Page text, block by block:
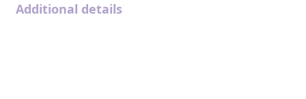
Additional details